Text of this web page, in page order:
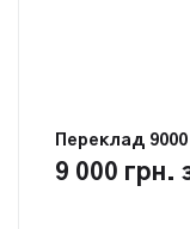
Переклад
9 000 грн.